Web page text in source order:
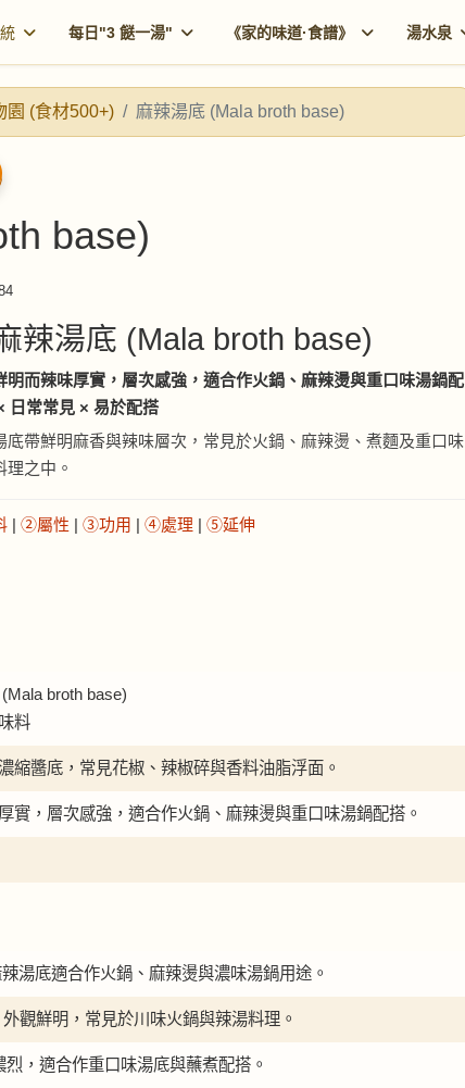
每日"3 餸一湯" 《家的味道·食譜》 湯水泉
園 (食材500+) 麻辣湯底 (Mala broth base)
base)
辣湯底 (Mala broth base)
明而辣味厚實，層次感強，適合作火鍋、麻辣燙與重口味湯鍋配
日常常見 × 易於配搭
底帶鮮明麻香與辣味層次，常見於火鍋、麻辣燙、煮麵及重口味
理之中。
| ②屬性 | ③功用 | ④處理 | ⑤延伸
broth base)
料
縮醬底，常見花椒、辣椒碎與香料油脂浮面。
實，層次感強，適合作火鍋、麻辣燙與重口味湯鍋配搭。
湯底適合作火鍋、麻辣燙與濃味湯鍋用途。
觀鮮明，常見於川味火鍋與辣湯料理。
，適合作重口味湯底與蘸煮配搭。